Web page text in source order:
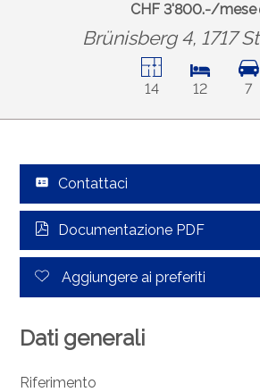
CHF 3'800.-/mese
Brünisberg 4, 1717
14 12 7
Contattaci
Documentazione PDF
Aggiungere ai preferiti
Dati generali
Riferimento